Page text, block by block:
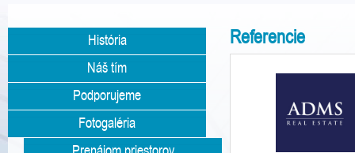
História
Náš tím
Podporujeme
Fotogaléria
Referencie